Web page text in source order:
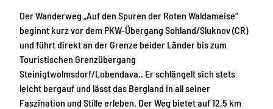
Der Wanderweg „Auf den Spuren der Roten Waldameise“
beginnt kurz vor dem PKW-Übergang Sohland/Sluknov (CR)
und führt direkt an der Grenze beider Länder bis zum
Touristischen Grenzübergang
Steinigtwolmsdorf/Lobendava.. Er schlängelt sich stets
leicht bergauf und lässt das Bergland in all seiner
Faszination und Stille erleben. Der Weg bietet auf 12,5 km